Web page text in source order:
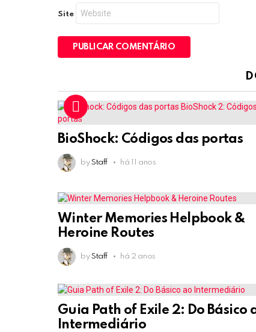
Site
BioShock: Códigos das portas
by Staff há 11 anos
Winter Memories Helpbook &
Heroine Routes
by Staff há 2 anos
Guia Path of Exile 2: Do Básico
Intermediário